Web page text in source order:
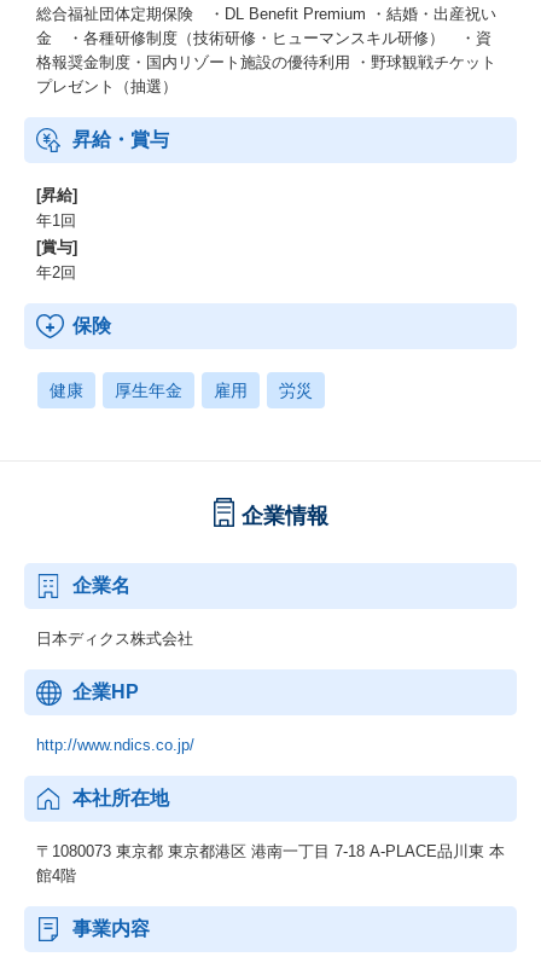
総合福祉団体定期保険 ・DL Benefit Premium ・結婚・出産祝い
金 ・各種研修制度（技術研修・ヒューマンスキル研修） ・資
格報奨金制度・国内リゾート施設の優待利用 ・野球観戦チケット
プレゼント（抽選）
昇給・賞与
[昇給]
年1回
[賞与]
年2回
保険
健康 厚生年金 雇用 労災
企業情報
企業名
日本ディクス株式会社
企業HP
http://www.ndics.co.jp/
本社所在地
〒1080073 東京都 東京都港区 港南一丁目 7-18 A-PLACE品川東 本
館4階
事業内容